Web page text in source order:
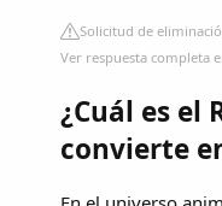
Solicitud de
Ver respuesta completa
¿Cuál es el
convierte